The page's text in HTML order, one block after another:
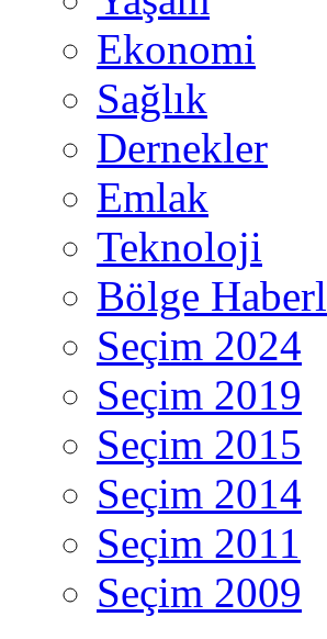
Ekonomi
Sağlık
Dernekler
Emlak
Teknoloji
Bölge
Seçim 2024
Seçim 2019
Seçim 2015
Seçim 2014
Seçim 2011
Seçim 2009